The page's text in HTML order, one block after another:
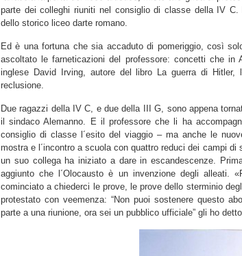
parte dei colleghi riuniti nel consiglio di classe della IV
dello storico liceo darte romano.
Ed è una fortuna che sia accaduto di pomeriggio, così
ascoltato le farneticazioni del professore: concetti che in
inglese David Irving, autore del libro La guerra di
reclusione.
Due ragazzi della IV C, e due della III G, sono appena
il sindaco Alemanno. E il professore che li ha
consiglio di classe l´esito del viaggio – ma anche le
mostra e l´incontro a scuola con quattro reduci dei campi
un suo collega ha iniziato a dare in escandescenze.
aggiunto che l´Olocausto è un invenzione degli alleati.
cominciato a chiederci le prove, le prove dello sterminio
protestato con veemenza: “Non puoi sostenere questo
parte a una riunione, ora sei un pubblico ufficiale” gli ho